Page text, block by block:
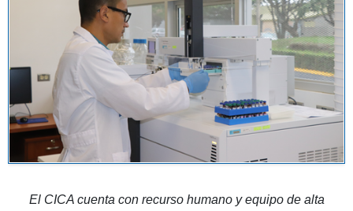
El CICA cuenta con recurso humano y equipo de alta